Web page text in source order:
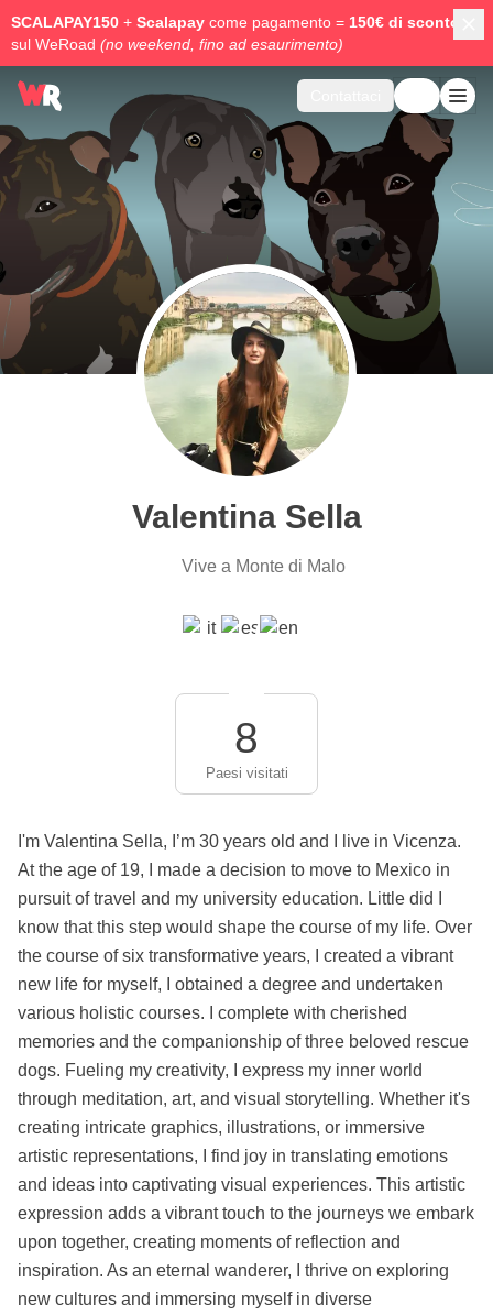
SCALAPAY150 + Scalapay come pagamento = 150€ di sconto
sul WeRoad (no weekend, fino ad esaurimento)
Valentina Sella
Vive a Monte di Malo
8
Paesi visitati
I'm Valentina Sella, I’m 30 years old and I live in Vicenza.
At the age of 19, I made a decision to move to Mexico in
pursuit of travel and my university education. Little did I
know that this step would shape the course of my life. Over
the course of six transformative years, I created a vibrant
new life for myself, I obtained a degree and undertaken
various holistic courses. I complete with cherished
memories and the companionship of three beloved rescue
dogs. Fueling my creativity, I express my inner world
through meditation, art, and visual storytelling. Whether it's
creating intricate graphics, illustrations, or immersive
artistic representations, I find joy in translating emotions
and ideas into captivating visual experiences. This artistic
expression adds a vibrant touch to the journeys we embark
upon together, creating moments of reflection and
inspiration. As an eternal wanderer, I thrive on exploring
new cultures and immersing myself in diverse